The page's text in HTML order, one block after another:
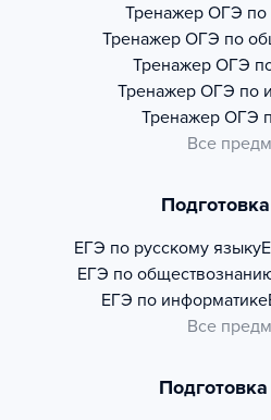
Тренажер ОГЭ по
Тренажер ОГЭ по
Тренажер ОГЭ
Тренажер ОГЭ по
Тренажер ОГЭ
Все
ЕГЭ по русскому языку
ЕГЭ по
ЕГЭ по информатике
Все